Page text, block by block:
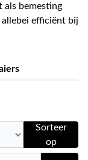
als bemesting
efficiënt bij
Sorteer
op